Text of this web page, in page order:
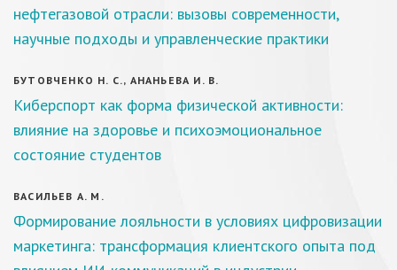
нефтегазовой отрасли: вызовы современности,
научные подходы и управленческие практики
БУТОВЧЕНКО Н. С., АНАНЬЕВА И. В.
Киберспорт как форма физической активности:
влияние на здоровье и психоэмоциональное
состояние студентов
ВАСИЛЬЕВ А. М.
Формирование лояльности в условиях цифровизации
маркетинга: трансформация клиентского опыта под